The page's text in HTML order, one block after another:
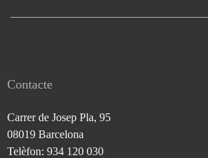
Contacte
Carrer de Josep Pla, 95
08019 Barcelona
Telèfon: 934 120 030